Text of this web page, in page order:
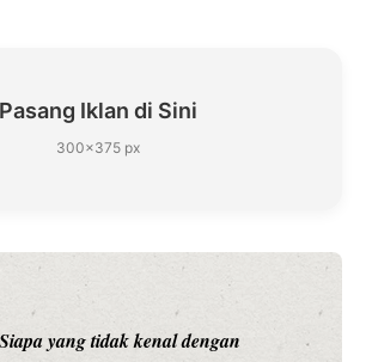
Pasang Iklan di Sini
300×375 px
yang tidak kenal dengan